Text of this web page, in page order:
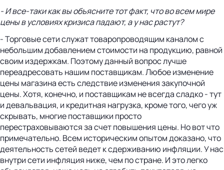
- И все-таки как вы объясните тот факт, что во всем мире
цены в условиях кризиса падают, а у нас растут?
- Торговые сети служат товаропроводящим каналом с
небольшим добавлением стоимости на продукцию, равной
своим издержкам. Поэтому данный вопрос лучше
переадресовать нашим поставщикам. Любое изменение
цены магазина есть следствие изменения закупочной
цены. Хотя, конечно, и поставщикам не всегда сладко - тут
и девальвация, и кредитная нагрузка, кроме того, чего уж
скрывать, многие поставщики просто
перестраховываются за счет повышения цены. Но вот что
примечательно. Всем историческим опытом доказано, что
деятельность сетей ведет к сдерживанию инфляции. У нас
внутри сети инфляция ниже, чем по стране. И это легко